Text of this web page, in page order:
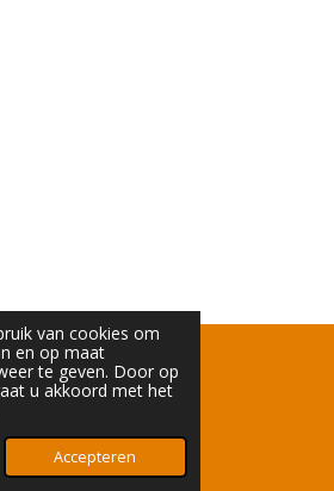
van cookies om
en op maat
te geven. Door op
u akkoord met het
Accepteren